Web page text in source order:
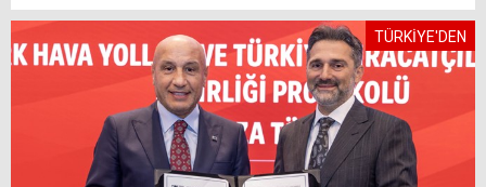
TÜRKİYE'DEN